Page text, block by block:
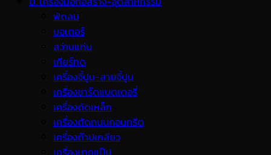
พ้ดลม
มอเตอร์
สว่านแท่น
เกียร์ทด
เครื่องจี้ปูน-สายจี้ปูน
เครื่องชาร์ตแบตเตอรี่
เครื่องดัดเหล็ก
เครื่องตัดถนนคอนกรีต
เครื่องต๊าปเกลียว
เครื่องบากแป๊ป